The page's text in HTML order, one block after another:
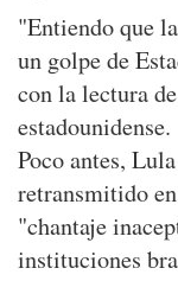
"Entiendo que
un golpe de
con la lectura
estadounidense.
Poco antes,
retransmitido
"chantaje
instituciones